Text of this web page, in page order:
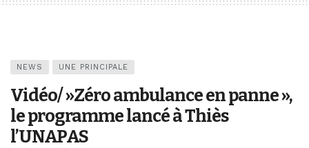
NEWS UNE PRINCIPALE
Vidéo/ »Zéro ambulance en panne »,
le programme lancé à Thiès
l’UNAPAS